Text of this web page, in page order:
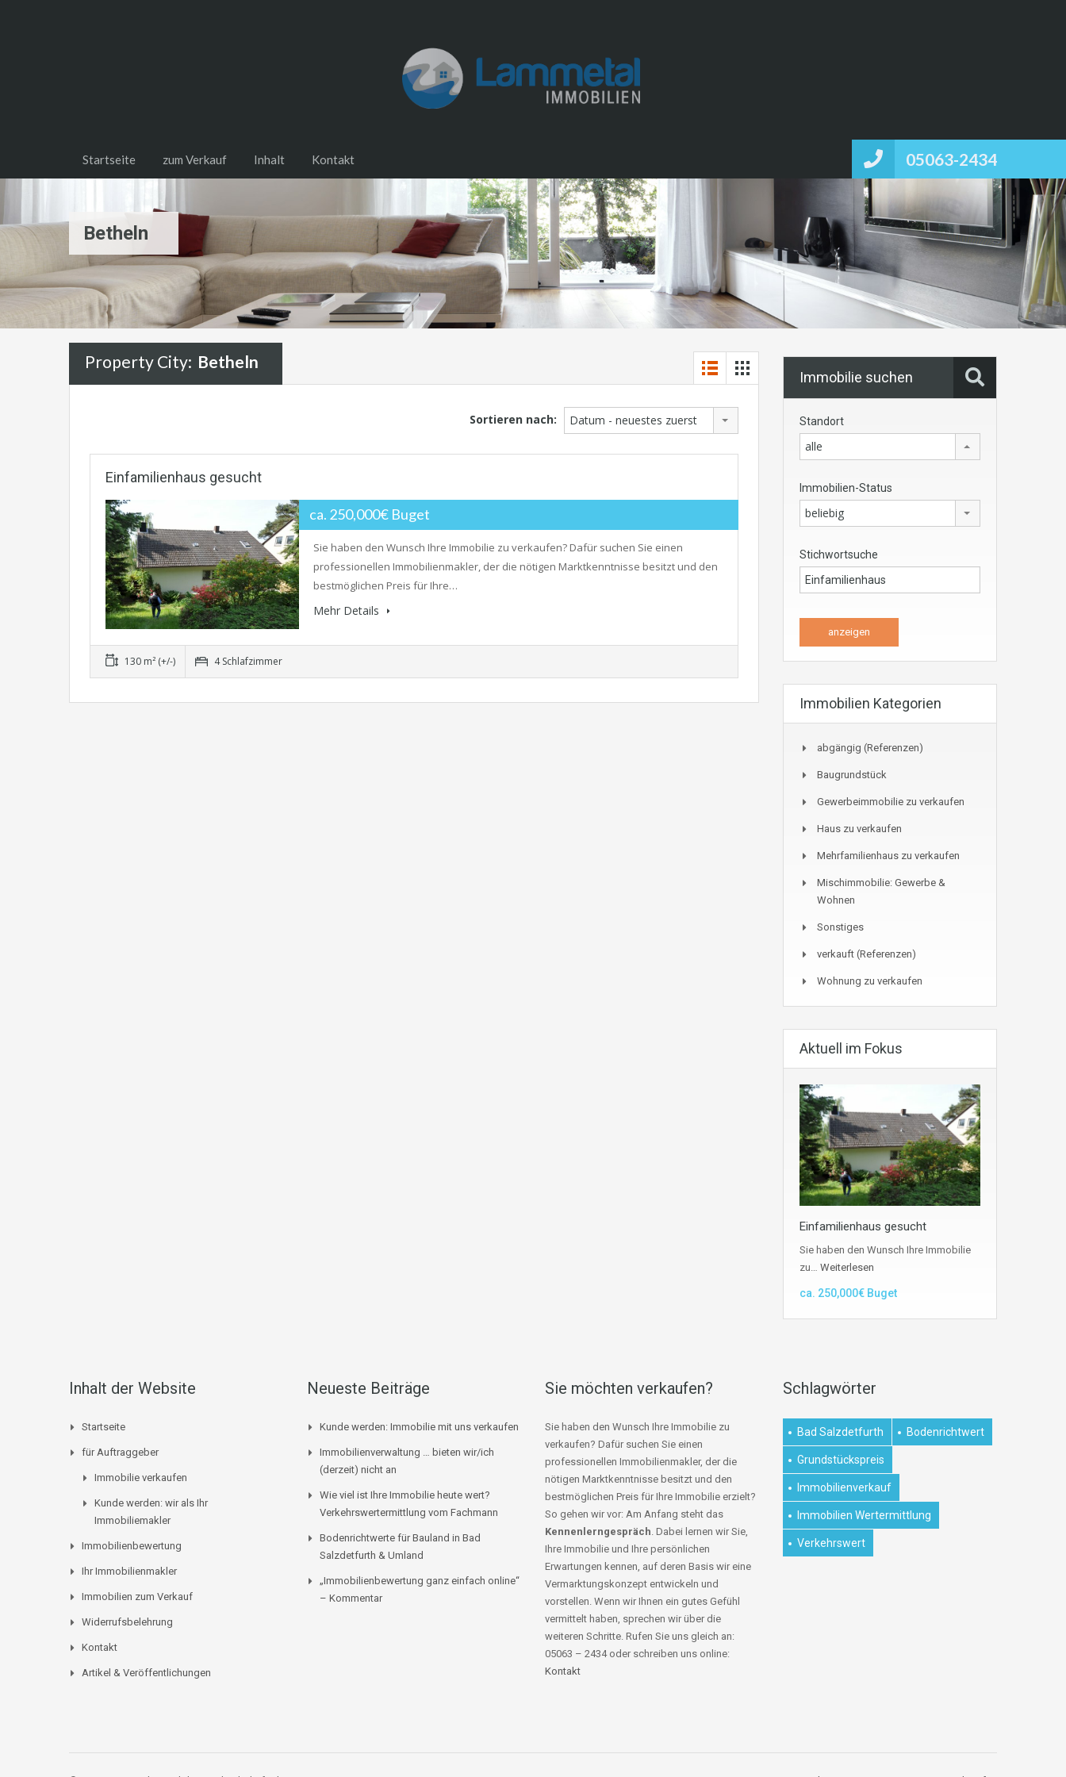
Startseite zum Verkauf Inhalt Kontakt 05063-2434
Betheln
Property City: Betheln
Sortieren nach: Datum - neuestes zuerst
Einfamilienhaus gesucht
ca. 250,000€ Buget
Sie haben den Wunsch Ihre Immobilie zu verkaufen? Dafür suchen Sie einen
professionellen Immobilienmakler, der die nötigen Marktkenntnisse besitzt und den
bestmöglichen Preis für Ihre…
Mehr Details
130 m² (+/-) 4 Schlafzimmer
Immobilie suchen
Standort
alle
Immobilien-Status
beliebig
Stichwortsuche
Immobilien Kategorien
abgängig (Referenzen)
Baugrundstück
Gewerbeimmobilie zu verkaufen
Haus zu verkaufen
Mehrfamilienhaus zu verkaufen
Mischimmobilie: Gewerbe &
Wohnen
Sonstiges
verkauft (Referenzen)
Wohnung zu verkaufen
Aktuell im Fokus
Einfamilienhaus gesucht
Sie haben den Wunsch Ihre Immobilie
zu… Weiterlesen
ca. 250,000€ Buget
Inhalt der Website
Startseite
für Auftraggeber
Immobilie verkaufen
Kunde werden: wir als Ihr
Immobiliemakler
Immobilienbewertung
Ihr Immobilienmakler
Immobilien zum Verkauf
Widerrufsbelehrung
Kontakt
Artikel & Veröffentlichungen
Neueste Beiträge
Kunde werden: Immobilie mit uns verkaufen
Immobilienverwaltung … bieten wir/ich
(derzeit) nicht an
Wie viel ist Ihre Immobilie heute wert?
Verkehrswertermittlung vom Fachmann
Bodenrichtwerte für Bauland in Bad
Salzdetfurth & Umland
„Immobilienbewertung ganz einfach online“
– Kommentar
Sie möchten verkaufen?
Sie haben den Wunsch Ihre Immobilie zu
verkaufen? Dafür suchen Sie einen
professionellen Immobilienmakler, der die
nötigen Marktkenntnisse besitzt und den
bestmöglichen Preis für Ihre Immobilie erzielt?
So gehen wir vor: Am Anfang steht das
Kennenlerngespräch . Dabei lernen wir Sie,
Ihre Immobilie und Ihre persönlichen
Erwartungen kennen, auf deren Basis wir eine
Vermarktungskonzept entwickeln und
vorstellen. Wenn wir Ihnen ein gutes Gefühl
vermittelt haben, sprechen wir über die
weiteren Schritte. Rufen Sie uns gleich an:
05063 – 2434 oder schreiben uns online:
Kontakt
Schlagwörter
Bad Salzdetfurth Bodenrichtwert
Grundstückspreis
Immobilienverkauf
Immobilien Wertermittlung
Verkehrswert